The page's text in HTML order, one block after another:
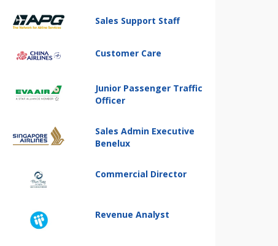
Sales Support Staff
Customer Care
Junior Passenger Traffic
Officer
Sales Admin Executive
Benelux
Commercial Director
Revenue Analyst